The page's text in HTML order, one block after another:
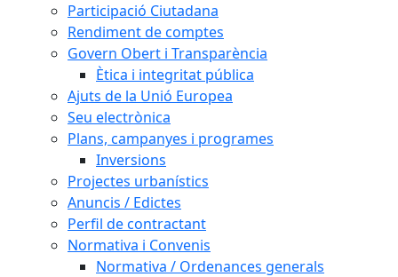
Participació Ciutadana
Rendiment de comptes
Govern Obert i Transparència
Ètica i integritat pública
Ajuts de la Unió Europea
Seu electrònica
Plans, campanyes i programes
Inversions
Projectes urbanístics
Anuncis / Edictes
Perfil de contractant
Normativa i Convenis
Normativa / Ordenances generals